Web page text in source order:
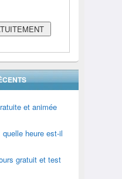
et animée
heure est-il
gratuit et test